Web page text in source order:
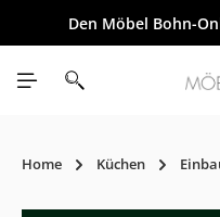
springen
Den Möbel Bohn-
Home Küchen